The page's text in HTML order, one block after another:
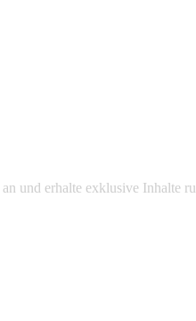
an und erhalte exklusive Inhalte